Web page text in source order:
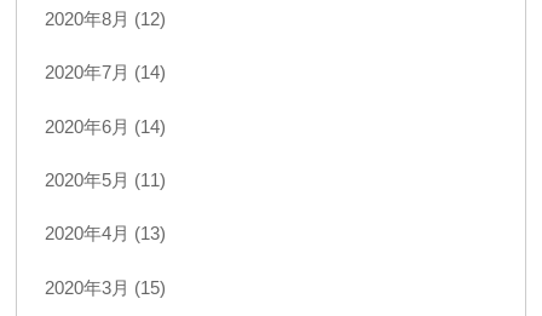
2020年8月 (12)
2020年7月 (14)
2020年6月 (14)
2020年5月 (11)
2020年4月 (13)
2020年3月 (15)